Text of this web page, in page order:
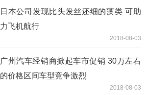
日本公司发现比头发丝还细的藻类 可助
力飞机航行
2018-08-03
广州汽车经销商掀起车市促销 30万左右
的价格区间车型竞争激烈
2018-08-03